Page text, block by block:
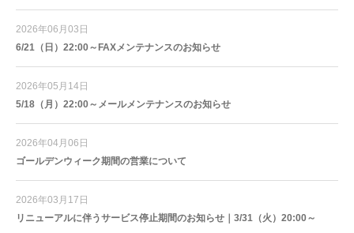
2026年06月03日
6/21（日）22:00～FAXメンテナンスのお知らせ
2026年05月14日
5/18（月）22:00～メールメンテナンスのお知らせ
2026年04月06日
ゴールデンウィーク期間の営業について
2026年03月17日
リニューアルに伴うサービス停止期間のお知らせ｜3/31（火）20:00～